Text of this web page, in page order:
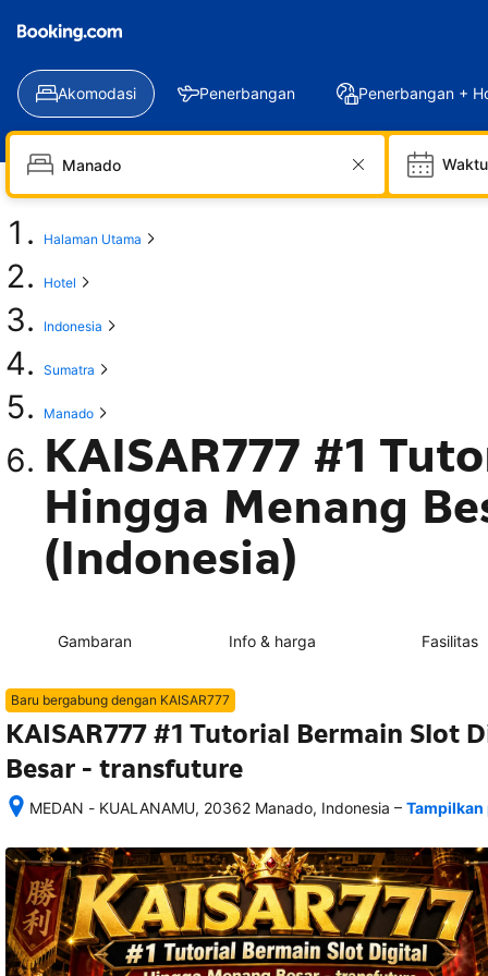
Akomodasi Penerbangan Penerbangan +
Halaman Utama
Hotel
Indonesia
Sumatra
Manado
KAISAR777 #1
Hingga Menang
(Indonesia)
Gambaran Info & harga Fasilitas
Baru bergabung dengan KAISAR777
KAISAR777 #1 Tutorial Bermain Slot
Besar - transfuture
MEDAN - KUALANAMU, 20362 Manado, Indonesia
memesan,
semua
rincian
akomodasi
termasuk
nomor
– Tampilkan